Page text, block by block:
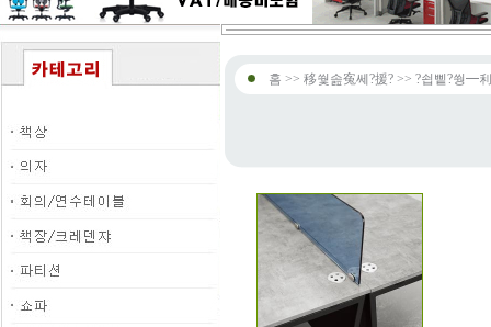
홈 >> 移쒗솚寃쎄?援? >> ?쇱삩?쒕━利